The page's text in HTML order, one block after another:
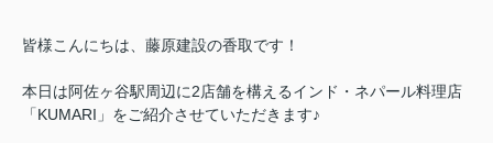
皆様こんにちは、藤原建設の香取です！
本日は阿佐ヶ谷駅周辺に2店舗を構えるインド・ネパール料理店
「KUMARI」をご紹介させていただきます♪